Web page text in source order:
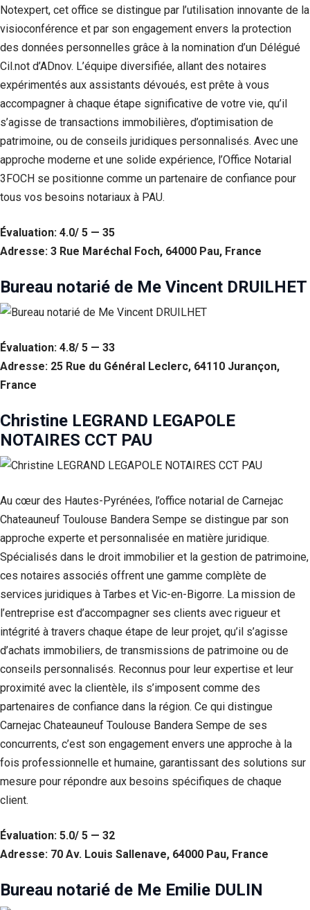
Notexpert, cet office se distingue par l’utilisation innovante de la
visioconférence et par son engagement envers la protection
des données personnelles grâce à la nomination d’un Délégué
Cil.not d’ADnov. L’équipe diversifiée, allant des notaires
expérimentés aux assistants dévoués, est prête à vous
accompagner à chaque étape significative de votre vie, qu’il
s’agisse de transactions immobilières, d’optimisation de
patrimoine, ou de conseils juridiques personnalisés. Avec une
approche moderne et une solide expérience, l’Office Notarial
3FOCH se positionne comme un partenaire de confiance pour
tous vos besoins notariaux à PAU.
Évaluation: 4.0/ 5 — 35
Adresse: 3 Rue Maréchal Foch, 64000 Pau, France
Bureau notarié de Me Vincent DRUILHET
Évaluation: 4.8/ 5 — 33
Adresse: 25 Rue du Général Leclerc, 64110 Jurançon,
France
Christine LEGRAND LEGAPOLE
NOTAIRES CCT PAU
Au cœur des Hautes-Pyrénées, l’office notarial de Carnejac
Chateauneuf Toulouse Bandera Sempe se distingue par son
approche experte et personnalisée en matière juridique.
Spécialisés dans le droit immobilier et la gestion de patrimoine,
ces notaires associés offrent une gamme complète de
services juridiques à Tarbes et Vic-en-Bigorre. La mission de
l’entreprise est d’accompagner ses clients avec rigueur et
intégrité à travers chaque étape de leur projet, qu’il s’agisse
d’achats immobiliers, de transmissions de patrimoine ou de
conseils personnalisés. Reconnus pour leur expertise et leur
proximité avec la clientèle, ils s’imposent comme des
partenaires de confiance dans la région. Ce qui distingue
Carnejac Chateauneuf Toulouse Bandera Sempe de ses
concurrents, c’est son engagement envers une approche à la
fois professionnelle et humaine, garantissant des solutions sur
mesure pour répondre aux besoins spécifiques de chaque
client.
Évaluation: 5.0/ 5 — 32
Adresse: 70 Av. Louis Sallenave, 64000 Pau, France
Bureau notarié de Me Emilie DULIN